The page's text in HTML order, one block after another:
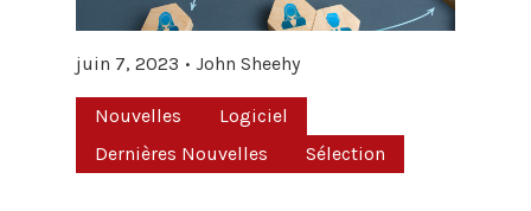
juin 7, 2023 John Sheehy
Nouvelles
Logiciel
Dernières Nouvelles
Sélection